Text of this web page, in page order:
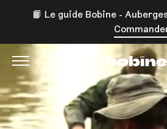
📙 Le guide Bobine -